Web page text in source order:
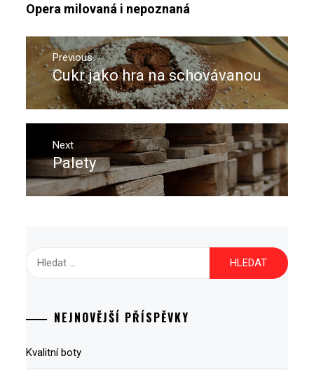
Opera milovaná i nepoznaná
Navigace
pro
příspěvek
Previous
Previous
post:
Cukr jako hra na schovávanou
Next
Next
post:
Palety
NEJNOVĚJŠÍ PŘÍSPĚVKY
Kvalitní boty